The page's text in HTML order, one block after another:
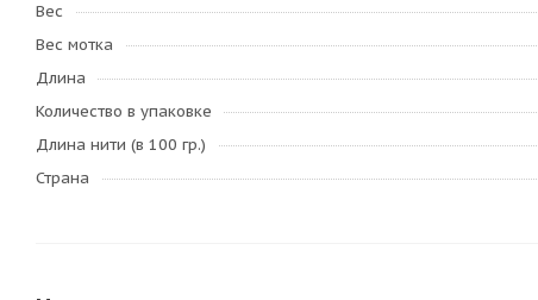
Вес
Вес мотка
Длина
Количество в упаковке
Длина нити (в 100 гр.)
Страна